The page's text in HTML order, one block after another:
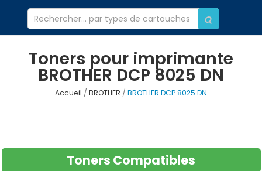
Toners pour imprimante
BROTHER DCP 8025 DN
Accueil BROTHER BROTHER DCP 8025 DN
Toners Compatibles